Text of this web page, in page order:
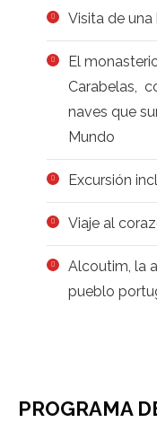
Visita de una
El
Carabelas,
naves que
Mundo
Excursión
Viaje al
Alcoutim, la
pueblo
PROGRAMA